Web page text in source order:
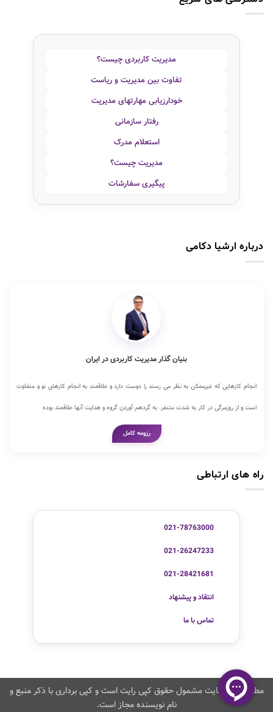
مدیریت کاربردی چیست؟
تفاوت بین مدیریت و ریاست
خودارزیابی مهارتهای مدیریت
رفتار سازمانی
استعلام مدرک
مدیریت چیست؟
پیگیری سفارشات
درباره ارشیا دکامی
بنیان گذار مدیریت کاربردی در ایران
انجام کارهایی که غیرممکن به نظر می رسند را دوست دارد و علاقمند به انجام کارهای نو و متفاوت
است و از روزمرگی در کار به شدت متنفر. به گردهم آوردن گروه و هدایت آنها علاقمند بوده
رزومه کامل
راه های ارتباطی
021-78763000
021-26247233
021-28421681
انتقاد و پیشنهاد
تماس با ما
مطالب این سایت مشمول حقوق کپی رایت است و کپی برداری با ذکر منبع و
نام نویسنده مجاز است.